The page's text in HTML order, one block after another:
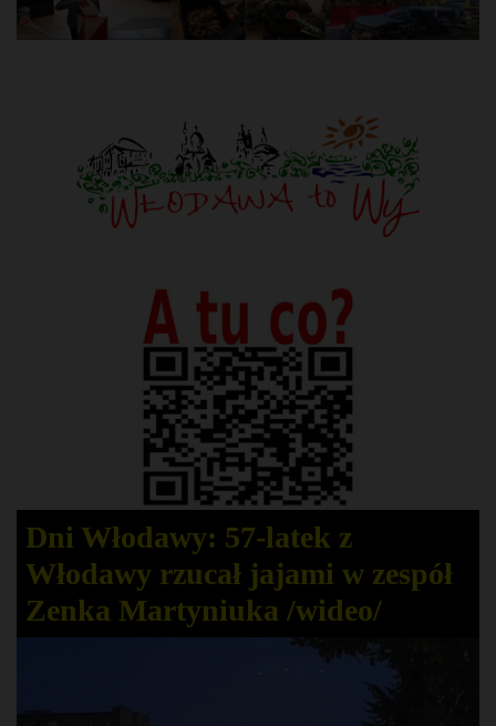
Dni Włodawy: 57-latek z
Włodawy rzucał jajami w zespół
Zenka Martyniuka /wideo/